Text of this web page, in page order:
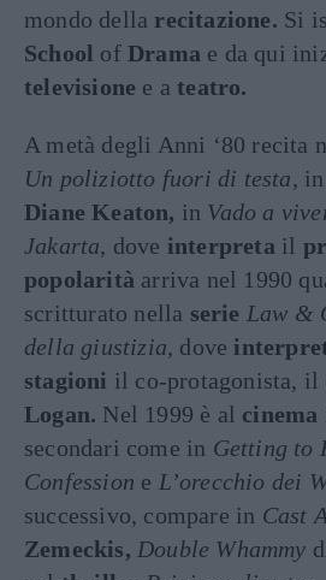
mondo della recitazione. Si
School ofDrama e da qui
televisione e ateatro.
A metà degli Anni ‘80 recita
Un poliziotto fuori di testa, in
Diane Keaton, in Vado a
Jakarta, dove interpreta il
popolarità arriva nel 1990
scritturato nella serie Law &
della giustizia, dove
stagioni il co-protagonista, il
Logan. Nel 1999 è al cinema
secondari come in Getting to
Confession e L’orecchio dei
successivo, compare in Cast
Zemeckis, Double Whammy